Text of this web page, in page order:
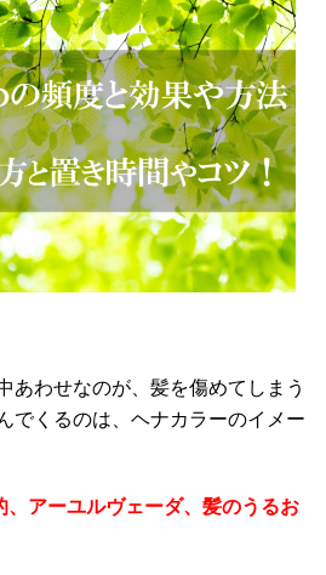
あわせなのが、髪を傷めてしまう
でくるのは、ヘナカラーのイメー
、アーユルヴェーダ、髪のうるお